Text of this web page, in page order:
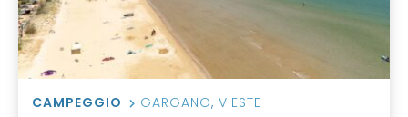
CAMPEGGIO GARGANO, VIESTE